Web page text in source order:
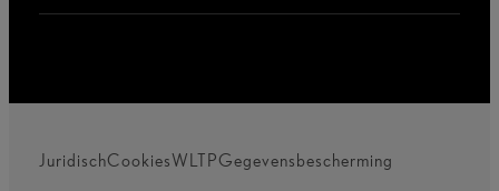
JuridischCookiesWLTPGegevensbescherming